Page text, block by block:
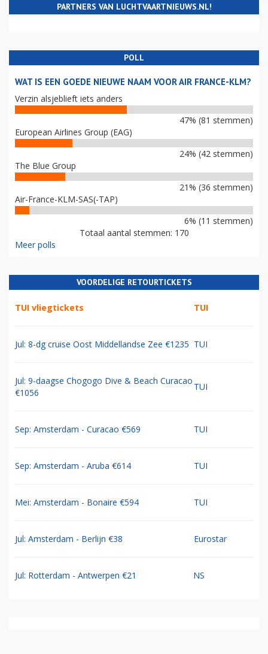
PARTNERS VAN LUCHTVAARTNIEUWS.NL!
POLL
WAT IS EEN GOEDE NIEUWE NAAM VOOR AIR FRANCE-KLM?
Verzin alsjeblieft iets anders
47% (81 stemmen)
European Airlines Group (EAG)
24% (42 stemmen)
The Blue Group
21% (36 stemmen)
Air-France-KLM-SAS(-TAP)
6% (11 stemmen)
Totaal aantal stemmen: 170
Meer polls
VOORDELIGE RETOURTICKETS
TUI vliegtickets TUI
Jul: 8-dg cruise Oost Middellandse Zee €1235 TUI
Jul: 9-daagse Chogogo Dive & Beach Curacao
€1056
TUI
Sep: Amsterdam - Curacao €569 TUI
Sep: Amsterdam - Aruba €614 TUI
Mei: Amsterdam - Bonaire €594 TUI
Jul: Amsterdam - Berlijn €38 Eurostar
Jul: Rotterdam - Antwerpen €21 NS